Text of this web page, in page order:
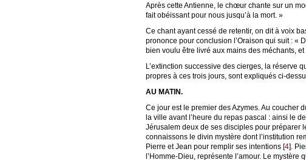
Après cette Antienne, le chœur chante sur un
fait obéissant pour nous jusqu’à la mort. »
Ce chant ayant cessé de retentir, on dit à voix
prononce pour conclusion l’Oraison qui suit : «
bien voulu être livré aux mains des méchants,
L’extinction successive des cierges, la réserve
propres à ces trois jours, sont expliqués ci-
AU MATIN.
Ce jour est le premier des Azymes. Au coucher
la ville avant l’heure du repas pascal : ainsi le
Jérusalem deux de ses disciples pour préparer
connaissons le divin mystère dont l’institution
Pierre et Jean pour remplir ses intentions [4].
l’Homme-Dieu, représente l’amour. Le